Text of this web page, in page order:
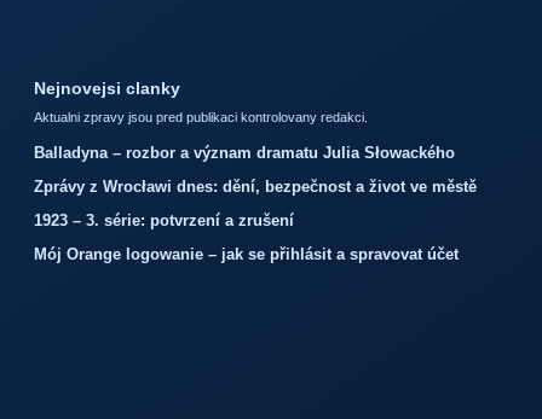
Nejnovejsi clanky
Aktualni zpravy jsou pred publikaci kontrolovany redakci.
Balladyna – rozbor a význam dramatu Julia Słowackého
Zprávy z Wrocławi dnes: dění, bezpečnost a život ve městě
1923 – 3. série: potvrzení a zrušení
Mój Orange logowanie – jak se přihlásit a spravovat účet